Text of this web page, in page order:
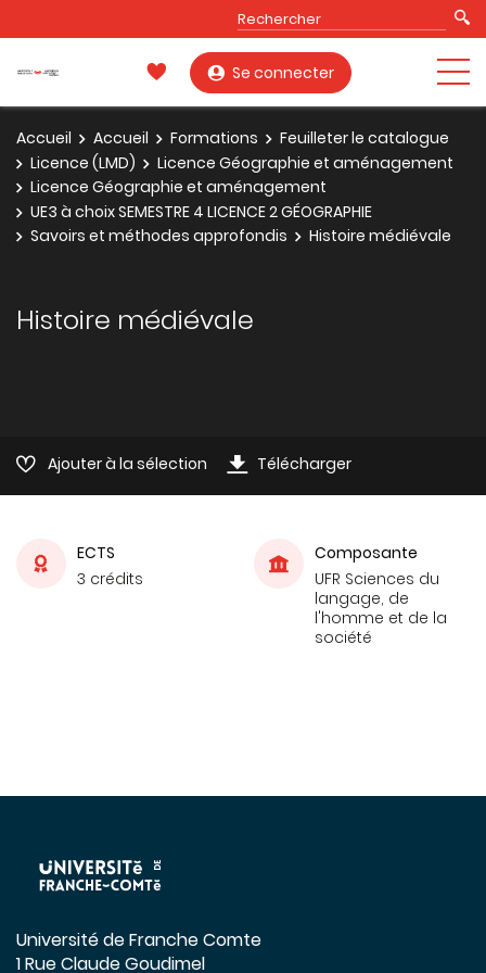
Se connecter
Accueil Accueil Formations
Feuilleter le catalogue
Licence (LMD)
Licence Géographie et aménagement
Licence Géographie et aménagement
UE3 à choix SEMESTRE 4 LICENCE 2 GÉOGRAPHIE
Savoirs et méthodes approfondis
Histoire médiévale
Histoire médiévale
Ajouter à la sélection Télécharger
ECTS
3 crédits
Composante
UFR Sciences du
langage, de
l'homme et de la
société
Université de Franche Comte
1 Rue Claude Goudimel